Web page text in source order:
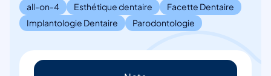
all-on-4 Esthétique dentaire
Facette Dentaire
Implantologie Dentaire
Parodontologie